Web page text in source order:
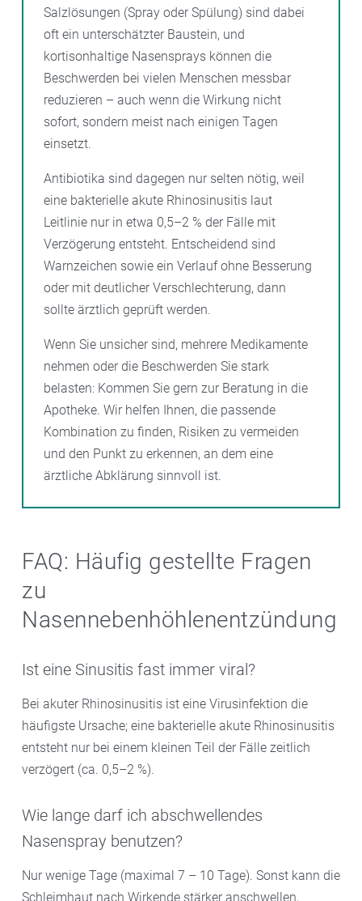
Salzlösungen (Spray oder Spülung) sind dabei
oft ein unterschätzter Baustein, und
kortisonhaltige Nasensprays können die
Beschwerden bei vielen Menschen messbar
reduzieren – auch wenn die Wirkung nicht
sofort, sondern meist nach einigen Tagen
einsetzt.
Antibiotika sind dagegen nur selten nötig, weil
eine bakterielle akute Rhinosinusitis laut
Leitlinie nur in etwa 0,5–2 % der Fälle mit
Verzögerung entsteht. Entscheidend sind
Warnzeichen sowie ein Verlauf ohne Besserung
oder mit deutlicher Verschlechterung, dann
sollte ärztlich geprüft werden.
Wenn Sie unsicher sind, mehrere Medikamente
nehmen oder die Beschwerden Sie stark
belasten: Kommen Sie gern zur Beratung in die
Apotheke. Wir helfen Ihnen, die passende
Kombination zu finden, Risiken zu vermeiden
und den Punkt zu erkennen, an dem eine
ärztliche Abklärung sinnvoll ist.
FAQ: Häufig gestellte Fragen
zu
Nasennebenhöhlenentzündung
Ist eine Sinusitis fast immer viral?
Bei akuter Rhinosinusitis ist eine Virusinfektion die
häufigste Ursache; eine bakterielle akute Rhinosinusitis
entsteht nur bei einem kleinen Teil der Fälle zeitlich
verzögert (ca. 0,5–2 %).
Wie lange darf ich abschwellendes
Nasenspray benutzen?
Nur wenige Tage (maximal 7 – 10 Tage). Sonst kann die
Schleimhaut nach Wirkende stärker anschwellen,